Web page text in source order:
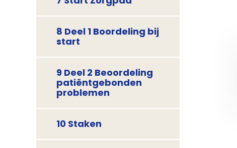
8 Deel 1 Boordeling bij
start
9 Deel 2 Beoordeling
patiëntgebonden
problemen
10 Staken